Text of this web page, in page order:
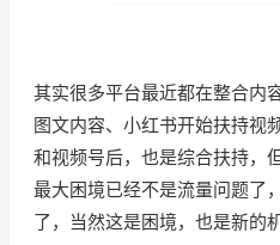
其实很多平台最近都在整合内
图文内容、小红书开始扶持视
和视频号后，也是综合扶持，
最大困境已经不是流量问题了
了，当然这是困境，也是新的